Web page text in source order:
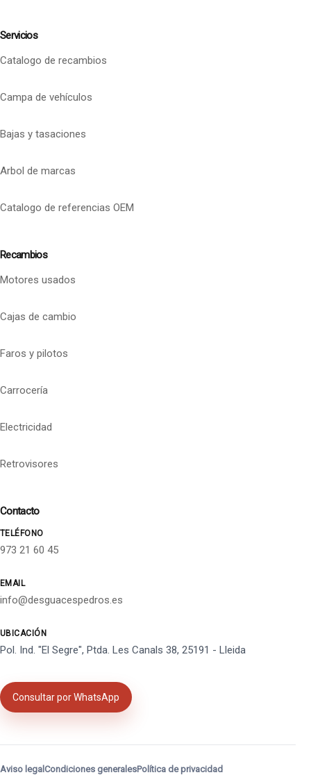
Servicios
Catalogo de recambios
Campa de vehículos
Bajas y tasaciones
Arbol de marcas
Catalogo de referencias OEM
Recambios
Motores usados
Cajas de cambio
Faros y pilotos
Carrocería
Electricidad
Retrovisores
Contacto
TELÉFONO
973 21 60 45
EMAIL
info@desguacespedros.es
UBICACIÓN
Pol. Ind. "El Segre", Ptda. Les Canals 38, 25191 - Lleida
Consultar por WhatsApp
Aviso legal Condiciones generalesPolítica de privacidad